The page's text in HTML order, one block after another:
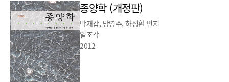
종양학 (개정판)
박재갑, 방영주, 하성환 편저
일조각
2012